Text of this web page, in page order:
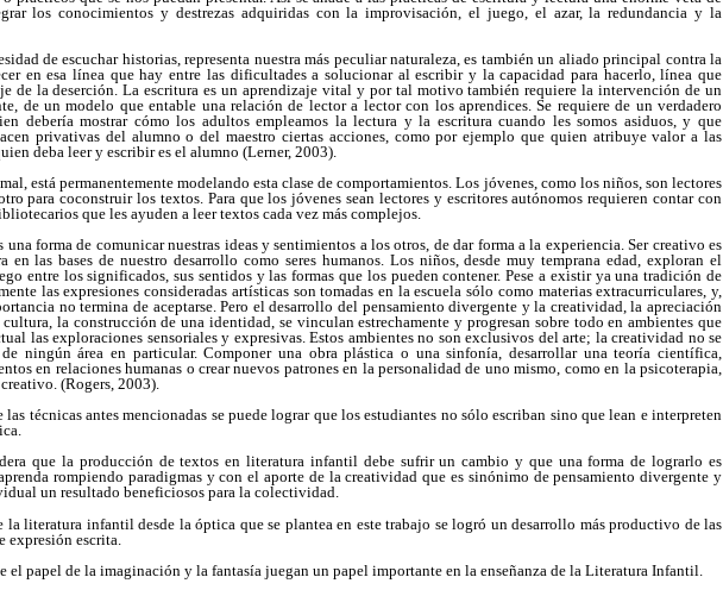
los conocimientos y destrezas adquiridas con la improvisación, el juego, el azar, la redundancia y la
de escuchar historias, representa nuestra más peculiar naturaleza, es también un aliado principal contra la
en esa línea que hay entre las dificultades a solucionar al escribir y la capacidad para hacerlo, línea que
de la deserción. La escritura es un aprendizaje vital y por tal motivo también requiere la intervención de un
de un modelo que entable una relación de lector a lector con los aprendices. Se requiere de un verdadero
debería mostrar cómo los adultos empleamos la lectura y la escritura cuando les somos asiduos, y que
privativas del alumno o del maestro ciertas acciones, como por ejemplo que quien atribuye valor a las
deba leer y escribir es el alumno (Lerner, 2003).
está permanentemente modelando esta clase de comportamientos. Los jóvenes, como los niños, son lectores
para coconstruir los textos. Para que los jóvenes sean lectores y escritores autónomos requieren contar con
que les ayuden a leer textos cada vez más complejos.
forma de comunicar nuestras ideas y sentimientos a los otros, de dar forma a la experiencia. Ser creativo es
en las bases de nuestro desarrollo como seres humanos. Los niños, desde muy temprana edad, exploran el
entre los significados, sus sentidos y las formas que los pueden contener. Pese a existir ya una tradición de
las expresiones consideradas artísticas son tomadas en la escuela sólo como materias extracurriculares, y,
no termina de aceptarse. Pero el desarrollo del pensamiento divergente y la creatividad, la apreciación
la construcción de una identidad, se vinculan estrechamente y progresan sobre todo en ambientes que
las exploraciones sensoriales y expresivas. Estos ambientes no son exclusivos del arte; la creatividad no se
ningún área en particular. Componer una obra plástica o una sinfonía, desarrollar una teoría científica,
en relaciones humanas o crear nuevos patrones en la personalidad de uno mismo, como en la psicoterapia,
(Rogers, 2003).
técnicas antes mencionadas se puede lograr que los estudiantes no sólo escriban sino que lean e interpreten
que la producción de textos en literatura infantil debe sufrir un cambio y que una forma de lograrlo es
rompiendo paradigmas y con el aporte de la creatividad que es sinónimo de pensamiento divergente y
un resultado beneficiosos para la colectividad.
la literatura infantil desde la óptica que se plantea en este trabajo se logró un desarrollo más productivo de las
expresión escrita.
el papel de la imaginación y la fantasía juegan un papel importante en la enseñanza de la Literatura Infantil.